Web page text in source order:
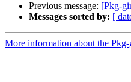
Previous message: [Pkg-
Messages sorted by: [
More information about the